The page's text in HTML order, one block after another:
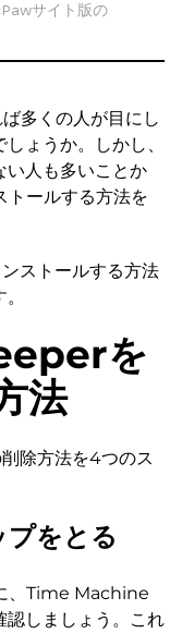
サイト版の
多くの人が目にし
ょうか。しかし、
い人も多いことか
トールする方法を
ストールする方法
を
法
除方法を4つのス
をとる
、Time Machine
認しましょう。これ